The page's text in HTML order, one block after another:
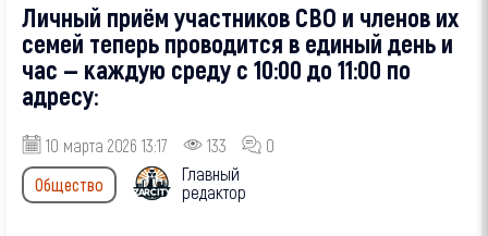
Личный приём участников СВО и членов их
семей теперь проводится в единый день и
час — каждую среду с 10:00 до 11:00 по
адресу:
10 марта 2026 13:17 133
0
Общество
Главный
редактор